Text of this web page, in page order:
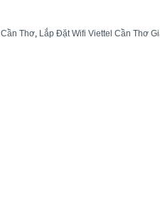
Thơ Lắp Đặt Wifi Viettel Cần Thơ